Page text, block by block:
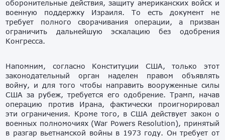
оборонительные действия, защиту американских войск и
военную поддержку Израиля. То есть документ не
требует полного сворачивания операции, а призван
ограничить дальнейшую эскалацию без одобрения
Конгресса.
Напомним, согласно Конституции США, только этот
законодательный орган наделен правом объявлять
войну, и для того чтобы направить вооруженные силы
США за рубеж, требуется его одобрение. Трамп, начав
операцию против Ирана, фактически проигнорировал
эти ограничения. Кроме того, в США действует закон о
военных полномочиях (War Powers Resolution), принятый
в разгар вьетнамской войны в 1973 году. Он требует от